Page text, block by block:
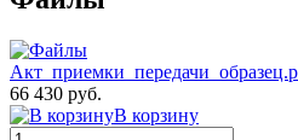
66 430 руб.
В корзину